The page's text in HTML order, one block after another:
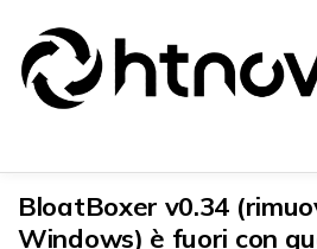
BloatBoxer v0.34
Windows) è fuori con